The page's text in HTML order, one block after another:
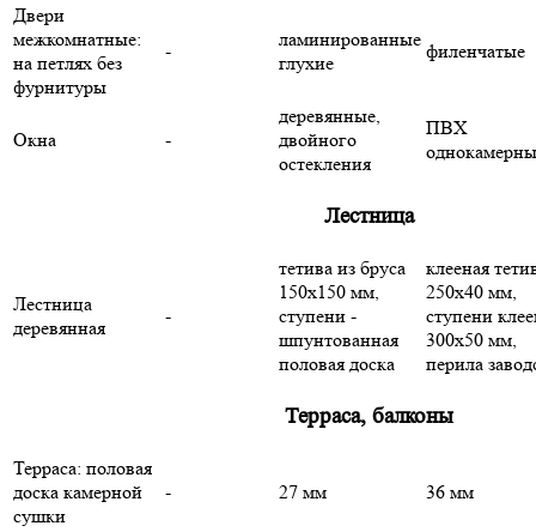
Двери
межкомнатные:
на петлях без
фурнитуры
-
ламинированные
глухие
филенчатые
Окна -
деревянные,
двойного
остекления
ПВХ
Лестница
Лестница
деревянная
-
тетива из бруса
150х150 мм,
ступени -
шпунтованная
половая доска
клееная
250х40 мм,
ступени
300х50 мм,
перила
Терраса, балконы
Терраса: половая
доска камерной
сушки
- 27 мм 36 мм